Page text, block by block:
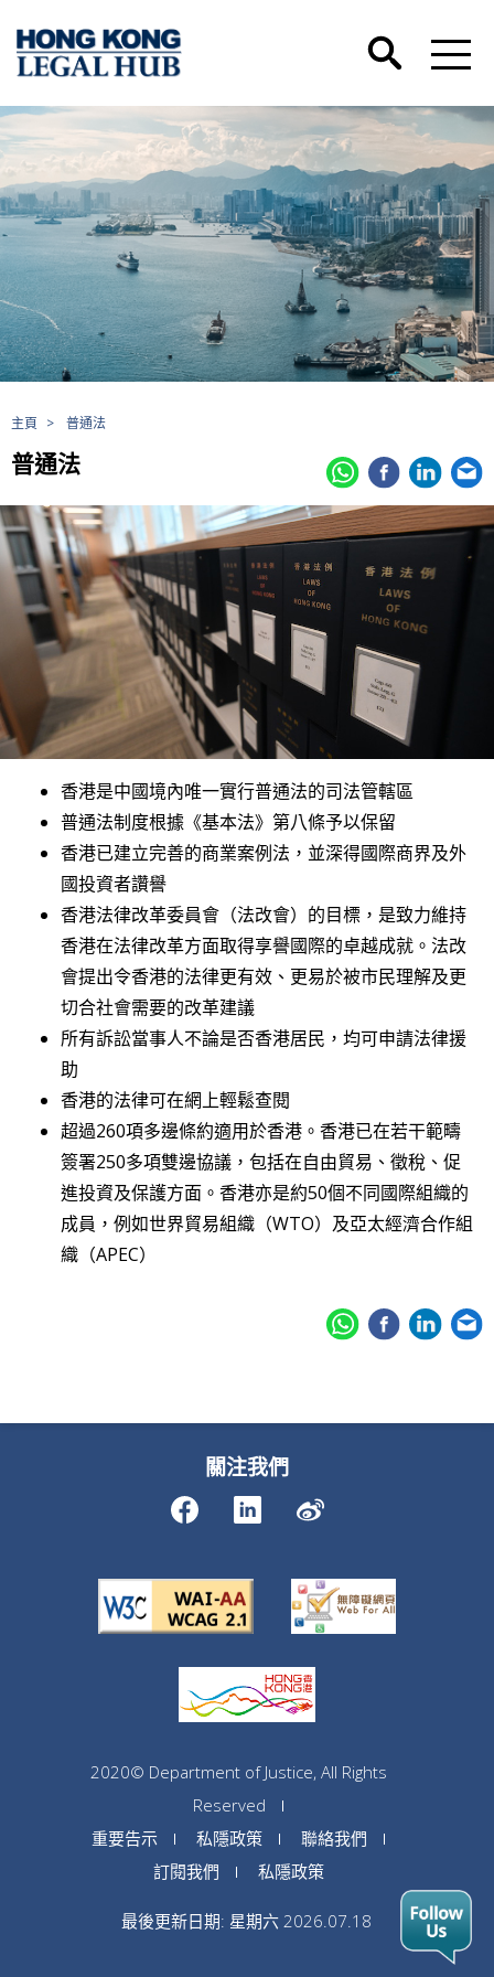
主頁 > 普通法
普通法
香港是中國境內唯一實行普通法的司法管轄區
普通法制度根據《基本法》第八條予以保留
香港已建立完善的商業案例法，並深得國際商界及外
國投資者讚譽
香港法律改革委員會（法改會）的目標，是致力維持
香港在法律改革方面取得享譽國際的卓越成就。法改
會提出令香港的法律更有效、更易於被市民理解及更
切合社會需要的改革建議
所有訴訟當事人不論是否香港居民，均可申請法律援
助
香港的法律可在網上輕鬆查閱
超過260項多邊條約適用於香港。香港已在若干範疇
簽署250多項雙邊協議，包括在自由貿易、徵稅、促
進投資及保護方面。香港亦是約50個不同國際組織的
成員，例如世界貿易組織（WTO）及亞太經濟合作組
織（APEC）
關注我們
2020© Department of Justice, All Rights
Reserved
重要告示
私隱政策
聯絡我們
訂閱我們
私隱政策
最後更新日期: 星期六 2026.07.18